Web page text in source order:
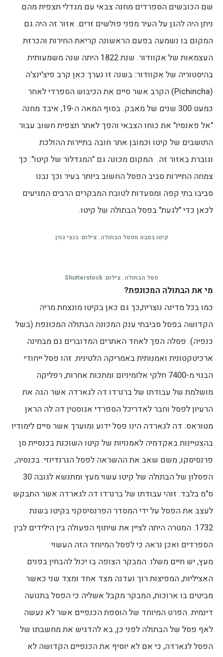
שם הכובשים הספרדים מחנה צבאי עם מגדלי תצפית מהם
ניתן היה להגן על העיר מפני פולשים זרים. אזור זה היה גם
המקום בו נשמעה בפעם הראשונה קריאת החירות והכרזת
העצמאות של אקוודור. שנת 1822 היתה שנה משמעותית
בהיסטוריה של אקוודור: בשנה זו נערך כאן קרב פיצ'ינצ'ה
(Pichincha) הקרב אשר סיים את הכיבוש הספרדי לאחר
כמעט 300 שנים של מאבק. בסוף המאה ה-19, איבד מחנה
"אל פאנסיו" את כוחו הצבאי והפך לאתר תצפית חשוב עבור
התושבים של קיטו וכמובן אתר חובה בתיירות ההולכת
וגוברת באזור זה. המקום מכונה גם "המגדלור של קיטו": כך
צמחה התיירות סביב הפסל החשוב ביותר בעיר וכך נבנו
סביבו בתי קפה ומסעדות לטובת המבקרים הרבים המגיעים
לכאן כדי "לגעת" בפסל הבתולה של קיטו.
קיטו במבט מפסל הבתולה. צילום: בנצי גורן
פסל הבתולה. צילום: Shutterstock
מי את הבתולה המכונפת?
כמו בכל מדינה נוצרית,כך גם כאן בקיטו מונצחת מריה
הקדושה בפסל סביבתי ענק המכונה הבתולה המכונפת (בשל
כנפיה). פסלה הפך לאחד האתרים המדוברים גם מבחינה
ארכיטקטונית ואמנותית באמריקה הלטינית. זהו פסל ייחודי
הבנוי מ-7400 חלקי אלומיניום ומתכות אחרות, רפליקה
מושלמת של עבודתו של ברנרדו דה לגארדה אשר הגה את
הרעיון לפסל וחבר לאדריכל הספרדי אגוסטין דה לה הראן
מטוראס. דה לגארדה הינו פסל ידוע ומוערך אשר סיים לימודיו
בהצטיינות באקדמיה לאמנויות של קיטו השוכנת בכנסיית סן
פרנסיסקו, משם שאב את ההשראה לפסל הגרנדיוזי. בכנסיה,
הפסלון של הבתולה של קיטו עשוי מעץ ומתנשא לגובה 30
ס"מ בלבד. זוהי עבודתו של ברנרדו דה לגארדה אשר התבקש
לעצב את הפסל על ידי המסדר הפרנסיסקני בקיטו בשנת
1732. המטרה היתה לציין את שיתוף הפעולה בין הילידים לבין
הספרדים ואכן נראה כי לפסל המיוחד הזה העשוי
מעץ, יש חיים משלו. המבקר הצופה בו יכול להבחין בפנים
האציליות, המפיצות רוך ועדנה מצד אחד ומצד שני כאשר
מביטים בו ארוכות, המבקר מקבל אשליה כי הפסל בתנועה
דינמית. הפרט המיוחד של הוספת הכנפיים אשר לא נעשה
לאף פסל של הבתולה לפני כן, בא להדגיש את מחשבתו של
הפסל לגארדה, כי אם לא יוסיף את הכנפיים הקדושה לא